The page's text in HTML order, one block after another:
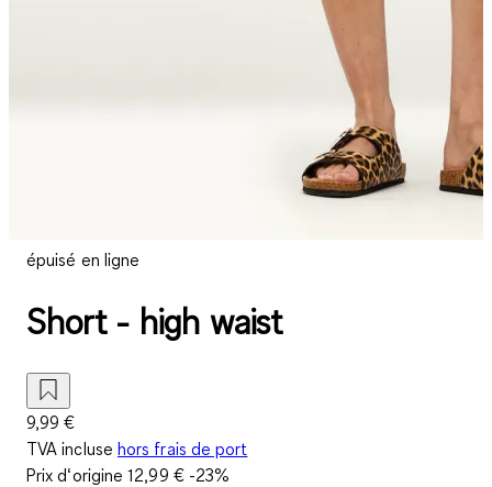
épuisé en ligne
Short - high waist
9,99 €
TVA incluse hors frais de port
Prix d‘origine12,99 €-23%